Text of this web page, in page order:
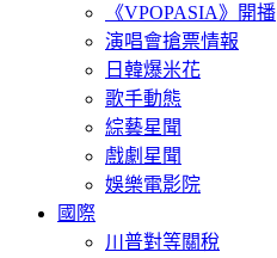
《VPOPASIA》開播
演唱會搶票情報
日韓爆米花
歌手動態
綜藝星聞
戲劇星聞
娛樂電影院
國際
川普對等關稅